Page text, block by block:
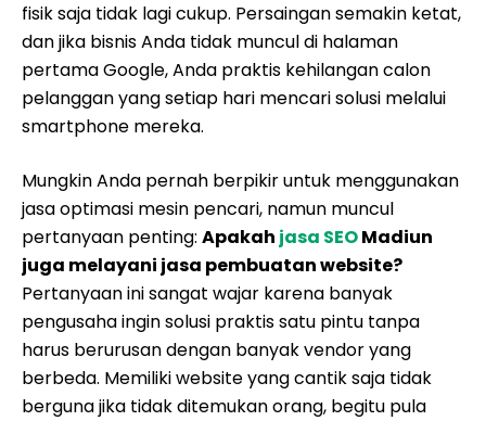
fisik saja tidak lagi cukup. Persaingan semakin ketat,
dan jika bisnis Anda tidak muncul di halaman
pertama Google, Anda praktis kehilangan calon
pelanggan yang setiap hari mencari solusi melalui
smartphone mereka.
Mungkin Anda pernah berpikir untuk menggunakan
jasa optimasi mesin pencari, namun muncul
pertanyaan penting: Apakah jasa SEOMadiun
juga melayani jasa pembuatan website?
Pertanyaan ini sangat wajar karena banyak
pengusaha ingin solusi praktis satu pintu tanpa
harus berurusan dengan banyak vendor yang
berbeda. Memiliki website yang cantik saja tidak
berguna jika tidak ditemukan orang, begitu pula